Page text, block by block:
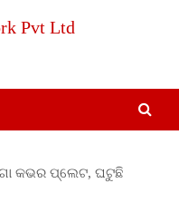
Network Pvt
କଭର ପ୍ଲେଟ, ଘଟୁଛି